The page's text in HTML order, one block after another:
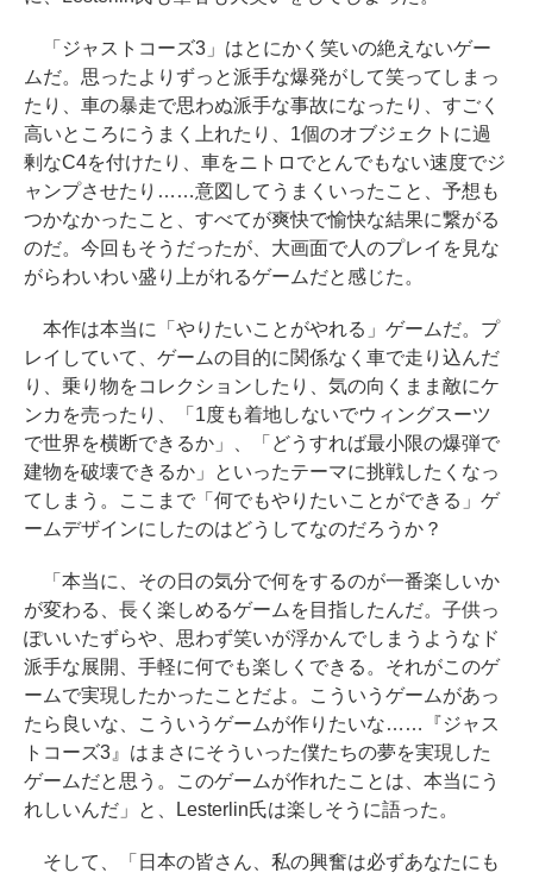
「ジャストコーズ3」はとにかく笑いの絶えないゲー
ムだ。思ったよりずっと派手な爆発がして笑ってしまっ
たり、車の暴走で思わぬ派手な事故になったり、すごく
高いところにうまく上れたり、1個のオブジェクトに過
剰なC4を付けたり、車をニトロでとんでもない速度でジ
ャンプさせたり……意図してうまくいったこと、予想も
つかなかったこと、すべてが爽快で愉快な結果に繋がる
のだ。今回もそうだったが、大画面で人のプレイを見な
がらわいわい盛り上がれるゲームだと感じた。
本作は本当に「やりたいことがやれる」ゲームだ。プ
レイしていて、ゲームの目的に関係なく車で走り込んだ
り、乗り物をコレクションしたり、気の向くまま敵にケ
ンカを売ったり、「1度も着地しないでウィングスーツ
で世界を横断できるか」、「どうすれば最小限の爆弾で
建物を破壊できるか」といったテーマに挑戦したくなっ
てしまう。ここまで「何でもやりたいことができる」ゲ
ームデザインにしたのはどうしてなのだろうか？
「本当に、その日の気分で何をするのが一番楽しいか
が変わる、長く楽しめるゲームを目指したんだ。子供っ
ぽいいたずらや、思わず笑いが浮かんでしまうようなド
派手な展開、手軽に何でも楽しくできる。それがこのゲ
ームで実現したかったことだよ。こういうゲームがあっ
たら良いな、こういうゲームが作りたいな……『ジャス
トコーズ3』はまさにそういった僕たちの夢を実現した
ゲームだと思う。このゲームが作れたことは、本当にう
れしいんだ」と、Lesterlin氏は楽しそうに語った。
そして、「日本の皆さん、私の興奮は必ずあなたにも